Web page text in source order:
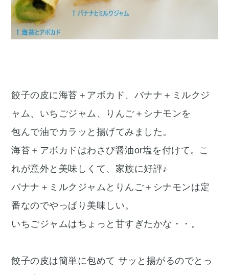
餃子の皮に海苔＋アボカド、バナナ＋ミルクジ
ャム、いちごジャム、りんご＋シナモンを
包んで油でカラッと揚げてみました。
海苔＋アボカドはわさび醤油or塩を付けて。こ
れが意外と美味しくて、家族に好評♪
バナナ＋ミルクジャムとりんご＋シナモンは定
番なのでやっぱり美味しい。
いちごジャムはちょっと甘すぎたかな・・。
餃子の皮は簡単に包めて サッと揚がるのでとっ